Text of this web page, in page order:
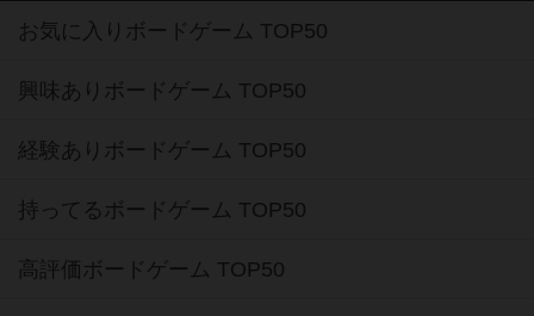
お気に入りボードゲーム TOP50
興味ありボードゲーム TOP50
経験ありボードゲーム TOP50
持ってるボードゲーム TOP50
高評価ボードゲーム TOP50